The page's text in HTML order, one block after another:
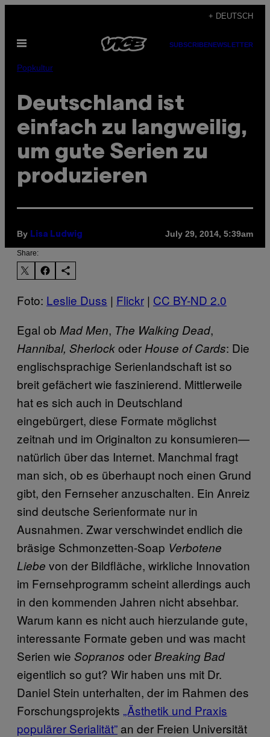
content
+ DEUTSCH
Open
SUBSCRIBENEWSLETTER
Popkultur
Deutschland ist
einfach zu langweilig,
um gute Serien zu
produzieren
By Lisa Ludwig July 29, 2014, 5:39am
Share:
Foto: Leslie Duss | Flickr | CC BY-ND 2.0
Egal ob Mad Men, The Walking Dead,
Hannibal, Sherlockoder House of Cards: Die
englischsprachige Serienlandschaft ist so
breit gefächert wie faszinierend. Mittlerweile
hat es sich auch in Deutschland
eingebürgert, diese Formate möglichst
zeitnah und im Originalton zu konsumieren—
natürlich über das Internet. Manchmal fragt
man sich, ob es überhaupt noch einen Grund
gibt, den Fernseher anzuschalten. Ein Anreiz
sind deutsche Serienformate nur in
Ausnahmen. Zwar verschwindet endlich die
bräsige Schmonzetten-Soap Verbotene
Liebe von der Bildfläche, wirkliche Innovation
im Fernsehprogramm scheint allerdings auch
in den kommenden Jahren nicht absehbar.
Warum kann es nicht auch hierzulande gute,
interessante Formate geben und was macht
Serien wie Sopranos oder Breaking Bad
eigentlich so gut? Wir haben uns mit Dr.
Daniel Stein unterhalten, der im Rahmen des
Forschungsprojekts „Ästhetik und Praxis
populärer Serialität” an der Freien Universität